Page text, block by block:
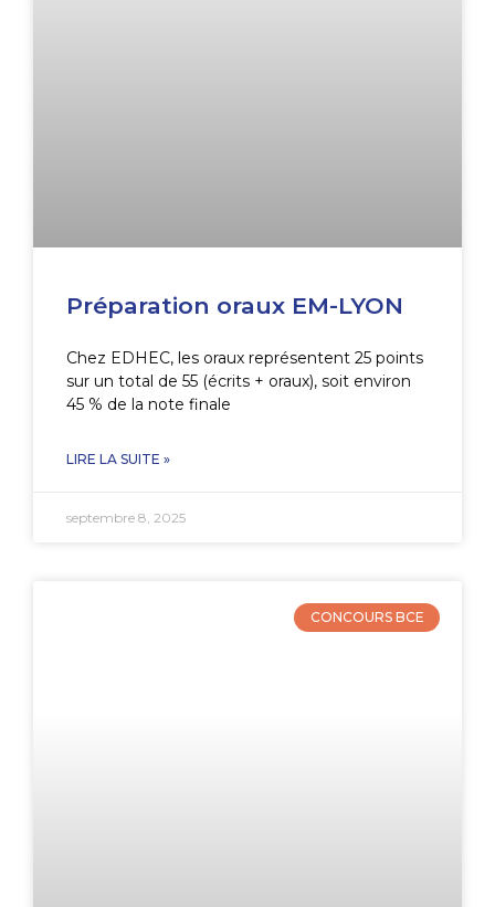
Préparation oraux EM-LYON
Chez EDHEC, les oraux représentent 25 points
sur un total de 55 (écrits + oraux), soit environ
45 % de la note finale
LIRE LA SUITE »
septembre 8, 2025
CONCOURS BCE